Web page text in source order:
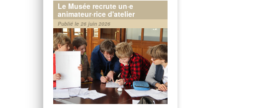
Le Musée recrute un·e
animateur·rice d'atelier
Publié le 26 juin 2026